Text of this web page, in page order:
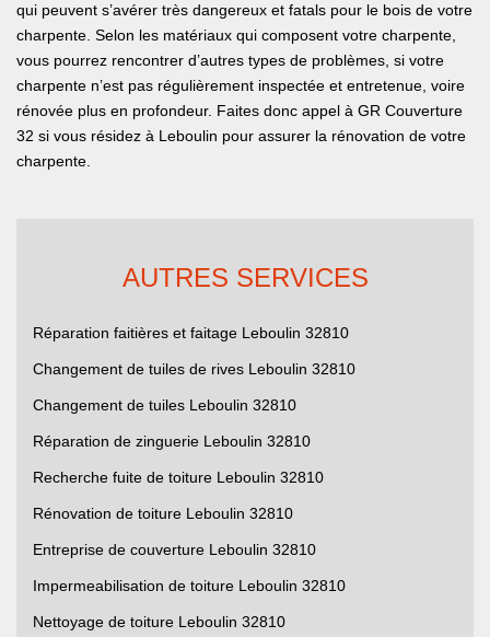
qui peuvent s’avérer très dangereux et fatals pour le bois de votre
charpente. Selon les matériaux qui composent votre charpente,
vous pourrez rencontrer d’autres types de problèmes, si votre
charpente n’est pas régulièrement inspectée et entretenue, voire
rénovée plus en profondeur. Faites donc appel à GR Couverture
32 si vous résidez à Leboulin pour assurer la rénovation de votre
charpente.
AUTRES SERVICES
Réparation faitières et faitage Leboulin 32810
Changement de tuiles de rives Leboulin 32810
Changement de tuiles Leboulin 32810
Réparation de zinguerie Leboulin 32810
Recherche fuite de toiture Leboulin 32810
Rénovation de toiture Leboulin 32810
Entreprise de couverture Leboulin 32810
Impermeabilisation de toiture Leboulin 32810
Nettoyage de toiture Leboulin 32810